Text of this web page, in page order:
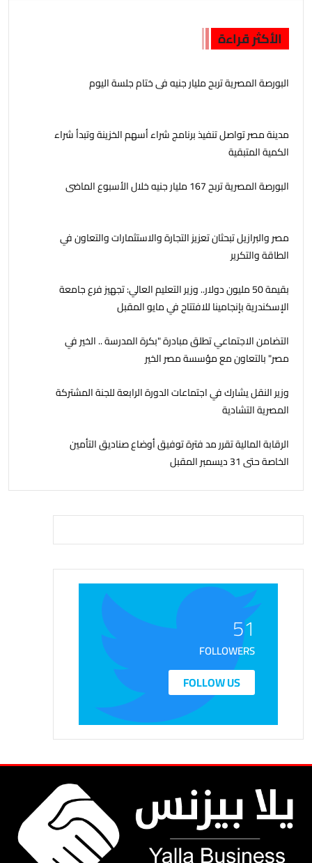
الأكثر قراءة
البورصة المصرية تربح مليار جنيه فى ختام جلسة اليوم
مدينة مصر تواصل تنفيذ برنامج شراء أسهم الخزينة وتبدأ شراء
الكمية المتبقية
البورصة المصرية تربح 167 مليار جنيه خلال الأسبوع الماضى
مصر والبرازيل تبحثان تعزيز التجارة والاستثمارات والتعاون في
الطاقة والتكرير
بقيمة 50 مليون دولار.. وزير التعليم العالي: تجهيز فرع جامعة
الإسكندرية بإنجامينا للافتتاح في مايو المقبل
التضامن الاجتماعي تطلق مبادرة "بكرة المدرسة .. الخير في
مصر" بالتعاون مع مؤسسة مصر الخير
وزير النقل يشارك في اجتماعات الدورة الرابعة للجنة المشتركة
المصرية التشادية
الرقابة المالية تقرر مد فترة توفيق أوضاع صناديق التأمين
الخاصة حتى 31 ديسمبر المقبل
51
FOLLOWERS
FOLLOW US